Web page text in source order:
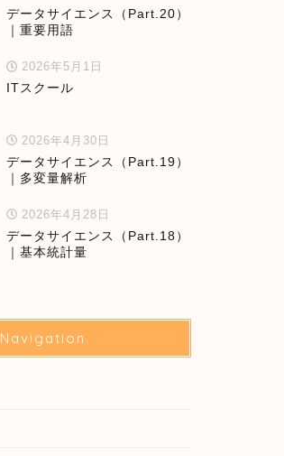
データサイエンス（Part.20）
｜重要用語
2026年5月1日
ITスクール
2026年4月30日
データサイエンス（Part.19）
｜多変量解析
2026年4月28日
データサイエンス（Part.18）
｜基本統計量
Navigation